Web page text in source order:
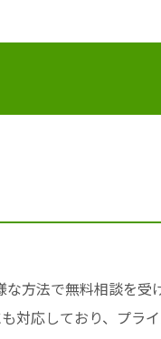
方法で無料相談を
対応しており、プラ